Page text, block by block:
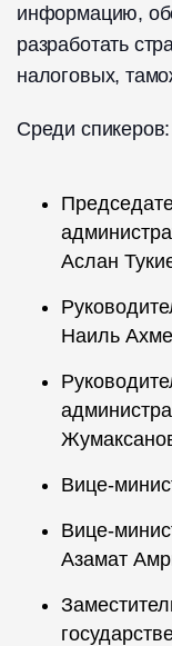
информацию,
разработать
налоговых,
Среди спикеров:
Аслан
Наиль
Вице-
Вице-
Азамат